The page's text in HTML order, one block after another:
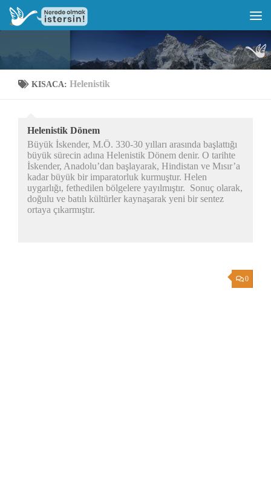
KISACA: Helenistik
Helenistik Dönem
Büyük İskender, M.Ö. 330-30 yılları arasında başlattığı
büyük sürecin adına Helenistik Dönem denir. O tarihte
İskender, Anadolu’dan başlayarak, Hindistan ve Mısır’a
kadar büyük bir imparatorluk kurmuştur. Helen
uygarlığı, fethedilen bölgelere yayılmıştır. Sonuç olarak,
doğulu ve batılı kültürler kaynaşarak yeni bir sentez
ortaya çıkarmıştır.
0